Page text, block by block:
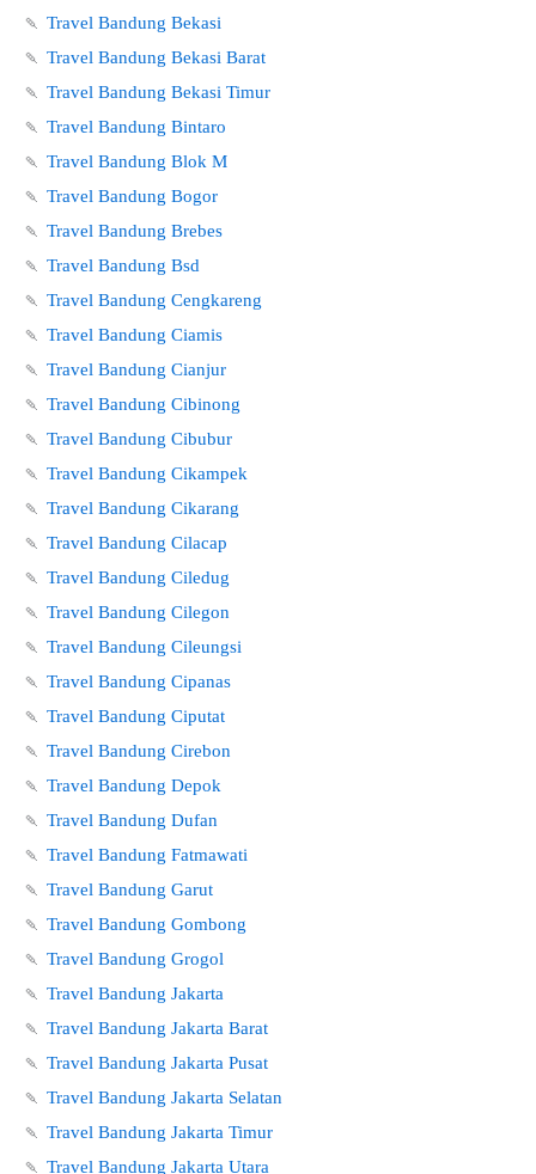
🍡 Travel Bandung Bekasi
🍡 Travel Bandung Bekasi Barat
🍡 Travel Bandung Bekasi Timur
🍡 Travel Bandung Bintaro
🍡 Travel Bandung Blok M
🍡 Travel Bandung Bogor
🍡 Travel Bandung Brebes
🍡 Travel Bandung Bsd
🍡 Travel Bandung Cengkareng
🍡 Travel Bandung Ciamis
🍡 Travel Bandung Cianjur
🍡 Travel Bandung Cibinong
🍡 Travel Bandung Cibubur
🍡 Travel Bandung Cikampek
🍡 Travel Bandung Cikarang
🍡 Travel Bandung Cilacap
🍡 Travel Bandung Ciledug
🍡 Travel Bandung Cilegon
🍡 Travel Bandung Cileungsi
🍡 Travel Bandung Cipanas
🍡 Travel Bandung Ciputat
🍡 Travel Bandung Cirebon
🍡 Travel Bandung Depok
🍡 Travel Bandung Dufan
🍡 Travel Bandung Fatmawati
🍡 Travel Bandung Garut
🍡 Travel Bandung Gombong
🍡 Travel Bandung Grogol
🍡 Travel Bandung Jakarta
🍡 Travel Bandung Jakarta Barat
🍡 Travel Bandung Jakarta Pusat
🍡 Travel Bandung Jakarta Selatan
🍡 Travel Bandung Jakarta Timur
🍡 Travel Bandung Jakarta Utara